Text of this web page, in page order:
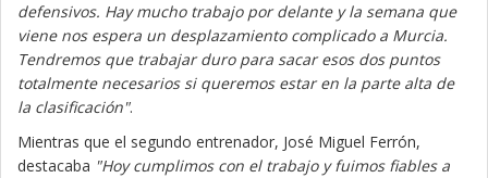
defensivos. Hay mucho trabajo por delante y la semana que
viene nos espera un desplazamiento complicado a Murcia.
Tendremos que trabajar duro para sacar esos dos puntos
totalmente necesarios si queremos estar en la parte alta de
la clasificación".
Mientras que el segundo entrenador, José Miguel Ferrón,
destacaba "Hoy cumplimos con el trabajo y fuimos fiables a